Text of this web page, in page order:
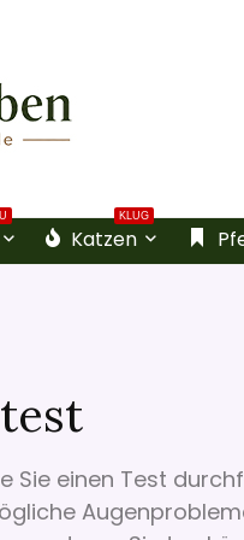
KLUG
Katzen
Sie einen Test